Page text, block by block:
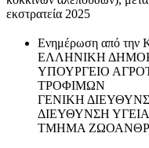
Ενημέρωση από την
ΕΛΛΗΝΙΚΗ
ΥΠΟΥΡΓΕΙΟ
ΤΡΟΦΙΜΩΝ
ΓΕΝΙΚΗ
ΔΙΕΥΘΥΝΣΗ
ΤΜΗΜΑ